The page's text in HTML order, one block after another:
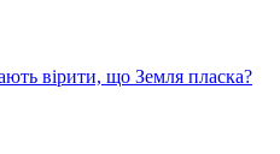
вірити, що Земля пласка?